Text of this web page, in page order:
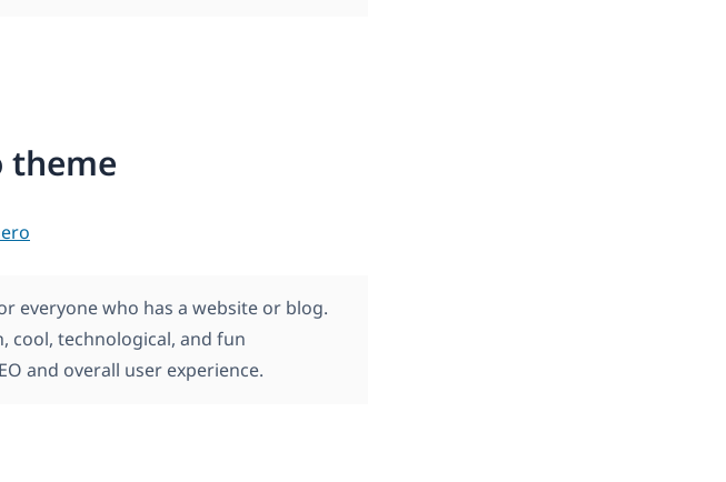
theme
everyone who has a website or blog.
cool, technological, and fun
and overall user experience.